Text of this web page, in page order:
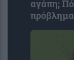
αγάπη;
πρόβλημα